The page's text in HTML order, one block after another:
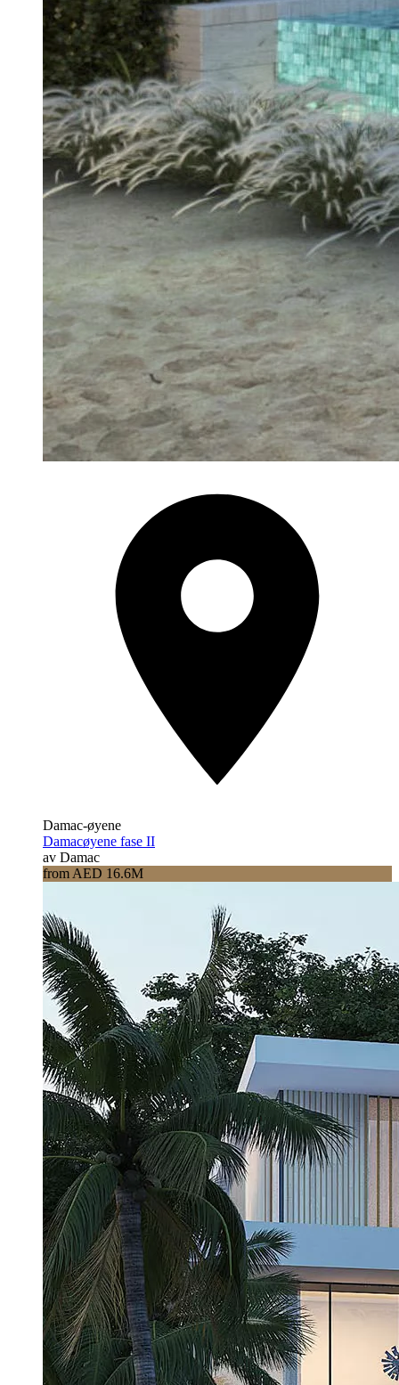
Damac-øyene
Damacøyene fase II
av Damac
from AED 16.6M